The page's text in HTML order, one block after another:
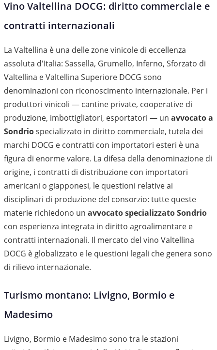
Vino Valtellina DOCG: diritto commerciale e
contratti internazionali
La Valtellina è una delle zone vinicole di eccellenza
assoluta d'Italia: Sassella, Grumello, Inferno, Sforzato di
Valtellina e Valtellina Superiore DOCG sono
denominazioni con riconoscimento internazionale. Per i
produttori vinicoli — cantine private, cooperative di
produzione, imbottigliatori, esportatori — un avvocato a
Sondriospecializzato in diritto commerciale, tutela dei
marchi DOCG e contratti con importatori esteri è una
figura di enorme valore. La difesa della denominazione di
origine, i contratti di distribuzione con importatori
americani o giapponesi, le questioni relative ai
disciplinari di produzione del consorzio: tutte queste
materie richiedono un avvocato specializzato Sondrio
con esperienza integrata in diritto agroalimentare e
contratti internazionali. Il mercato del vino Valtellina
DOCG è globalizzato e le questioni legali che genera sono
di rilievo internazionale.
Turismo montano: Livigno, Bormio e
Madesimo
Livigno, Bormio e Madesimo sono tra le stazioni